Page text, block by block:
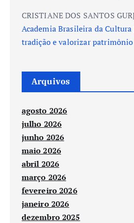
CRISTIANE DOS SANTOS
Academia Brasileira da
tradição e valorizar
Arquivos
agosto 2026
julho 2026
junho 2026
maio 2026
abril 2026
março 2026
fevereiro 2026
janeiro 2026
dezembro 2025